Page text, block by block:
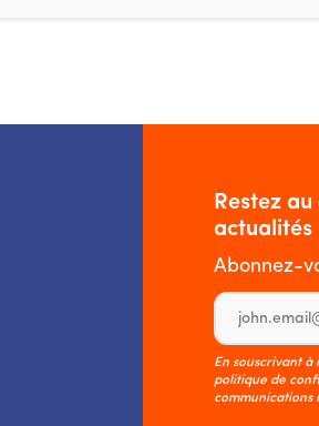
Restez
actualités
Abonnez-
En souscrivant
politique de
communications